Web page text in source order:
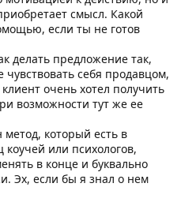
смысл. Какой
если ты не готов
делать предложение так,
себя продавцом,
очень хотел получить
возможности тут же ее
который есть в
или психологов,
в конце и буквально
Эх, если бы я знал о нем